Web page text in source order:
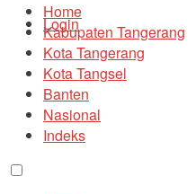
Login
Home
Kabupaten Tangerang
Kota Tangerang
Kota Tangsel
Banten
Nasional
Indeks